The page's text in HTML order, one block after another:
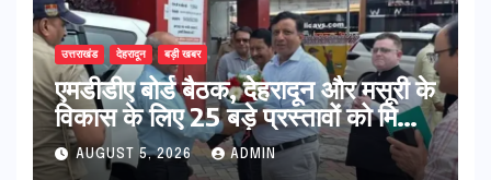
उत्तराखंड देहरादून बड़ी खबर
एमडीडीए बोर्ड बैठक, देहरादून और मसूरी के
विकास के लिए 25 बड़े प्रस्तावों को मिली
हरी झंडी
AUGUST 5, 2026 ADMIN